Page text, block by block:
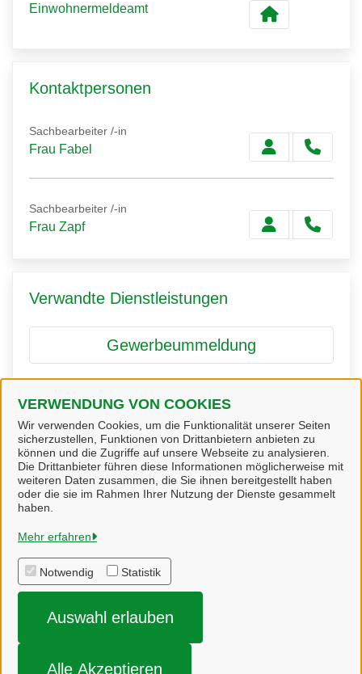
VERWENDUNG VON COOKIES
Wir verwenden Cookies, um die Funktionalität unserer Seiten
sicherzustellen, Funktionen von Drittanbietern anbieten zu
können und die Zugriffe auf unsere Webseite zu analysieren.
Die Drittanbieter führen diese Informationen möglicherweise mit
weiteren Daten zusammen, die Sie ihnen bereitgestellt haben
oder die sie im Rahmen Ihrer Nutzung der Dienste gesammelt
haben.
Mehr erfahren
Notwendig Statistik
Auswahl erlauben
Alle Akzeptieren
Einwohnermeldeamt
Kontaktpersonen
Sachbearbeiter /-in
Frau Fabel
Sachbearbeiter /-in
Frau Zapf
Verwandte Dienstleistungen
Gewerbeummeldung
Gewerbeanmeldung
Bienenbüttel
Alle Rechte vorbehalten
Impressum